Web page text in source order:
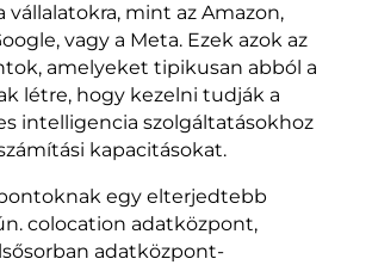
mint az Amazon,
vagy a Meta. Ezek azok az
amelyeket tipikusan abból a
létre, hogy kezelni tudják a
intelligencia szolgáltatásokhoz
kapacitásokat.
egy elterjedtebb
colocation adatközpont,
adatközpont-